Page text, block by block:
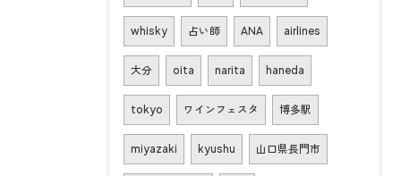
whisky 占い師 ANA airlines
大分 oita narita haneda
tokyo ワインフェスタ 博多駅
miyazaki kyushu 山口県長門市